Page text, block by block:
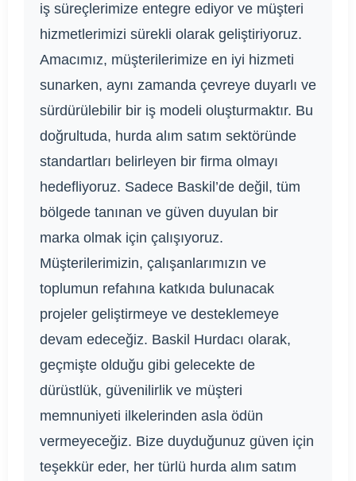
iş süreçlerimize entegre ediyor ve müşteri
hizmetlerimizi sürekli olarak geliştiriyoruz.
Amacımız, müşterilerimize en iyi hizmeti
sunarken, aynı zamanda çevreye duyarlı ve
sürdürülebilir bir iş modeli oluşturmaktır. Bu
doğrultuda, hurda alım satım sektöründe
standartları belirleyen bir firma olmayı
hedefliyoruz. Sadece Baskil’de değil, tüm
bölgede tanınan ve güven duyulan bir
marka olmak için çalışıyoruz.
Müşterilerimizin, çalışanlarımızın ve
toplumun refahına katkıda bulunacak
projeler geliştirmeye ve desteklemeye
devam edeceğiz. Baskil Hurdacı olarak,
geçmişte olduğu gibi gelecekte de
dürüstlük, güvenilirlik ve müşteri
memnuniyeti ilkelerinden asla ödün
vermeyeceğiz. Bize duyduğunuz güven için
teşekkür eder, her türlü hurda alım satım